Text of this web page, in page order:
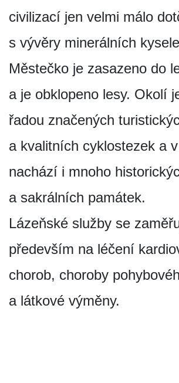
civilizací jen velmi málo
s vývěry minerálních
Městečko je zasazeno do
a je obklopeno lesy. Okolí
řadou značených
a kvalitních cyklostezek a
nachází i mnoho
a sakrálních památek.
Lázeňské služby se
především na léčení
chorob, choroby
a látkové výměny.